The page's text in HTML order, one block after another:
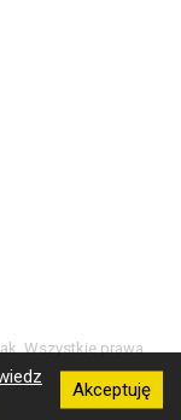
Wszystkie prawa
Akceptuję